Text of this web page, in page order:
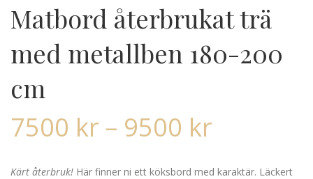
Matbord återbrukat trä
med metallben 180-200
cm
7500 kr – 9500 kr
Kärt återbruk! Här finner ni ett köksbord med karaktär. Läckert